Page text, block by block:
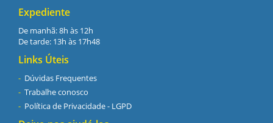
Expediente
De manhã: 8h às 12h
De tarde: 13h às 17h48
Links Úteis
Dúvidas Frequentes
Trabalhe conosco
Política de Privacidade - LGPD